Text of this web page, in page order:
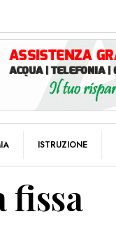
ISTRUZIONE
fissa